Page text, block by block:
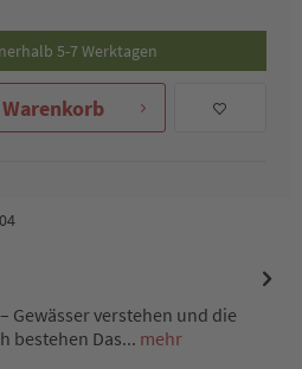
5-7 Werktagen
Warenkorb
Gewässer verstehen und die
bestehen Das... mehr